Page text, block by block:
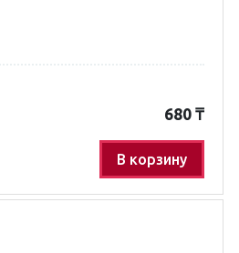
680 ₸
В корзину